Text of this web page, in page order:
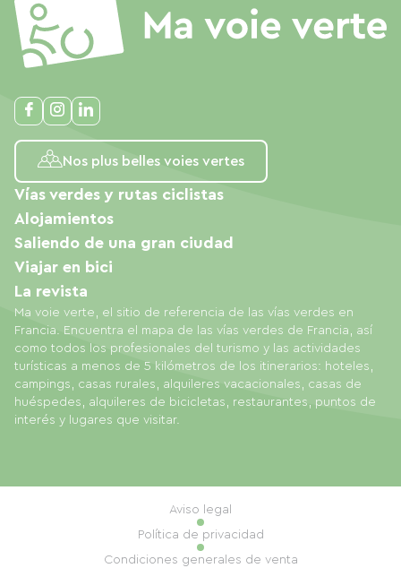
Nos plus belles voies vertes
Ma voie verte, el sitio de referencia de las vías verdes en
Francia. Encuentra el mapa de las vías verdes de Francia, así
como todos los profesionales del turismo y las actividades
turísticas a menos de 5 kilómetros de los itinerarios: hoteles,
campings, casas rurales, alquileres vacacionales, casas de
huéspedes, alquileres de bicicletas, restaurantes, puntos de
interés y lugares que visitar.
Vías verdes y rutas ciclistas
Alojamientos
Saliendo de una gran ciudad
Viajar en bici
La revista
Aviso legal
Política de privacidad
Condiciones generales de venta